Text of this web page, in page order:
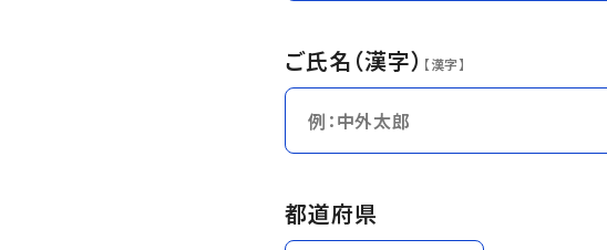
ご氏名（漢字） 【漢字】
都道府県